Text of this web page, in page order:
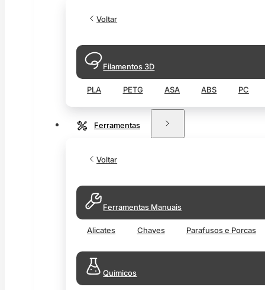
Voltar
Filamentos 3D
PLA PETG ASA ABS PC
Ferramentas
Voltar
Ferramentas Manuais
Alicates Chaves Parafusos e Porcas
Químicos